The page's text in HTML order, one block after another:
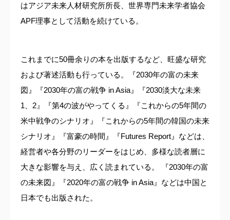
はアジア未来人材研究所所長、世界専門未来学者協会
APF理事として活動を続けている。
これまでに50冊余りの本を出版するなど、旺盛な研究
および著述活動も行っている。『2030年の富の未来
図』『2030年の富の戦争 in Asia』『2030淡大な未来
1、2』『第4の波がやってくる』『これからの5年間の
米中戦争のシナリオ』『これからの5年間の韓国の未来
シナリオ』『富豪の時間』『Futures Report』などは、
経営者や各分野のリーダーをはじめ、多様な読者層に
大きな影響を与え、広く読まれている。 『2030年の富
の未来図』『2020年の富の戦争 in Asia』などは中国と
日本でも出版された。